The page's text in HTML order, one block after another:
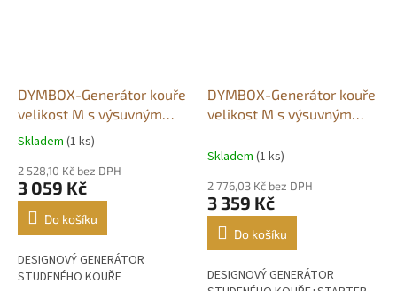
DYMBOX-Generátor kouře
velikost M s výsuvným
popelníkem
Průměrné
produktu
je
4,6
hvězdiček.
Skladem (1 ks)
2 528,10 Kč bez DPH
3 059 Kč
Do košíku
DESIGNOVÝ GENERÁTOR
STUDENÉHO KOUŘE
DYMBOX-Generátor kouře
velikost M s výsuvným
Skladem (1 ks)
2 776,03 Kč bez DPH
3 359 Kč
Do košíku
DESIGNOVÝ GENERÁTOR